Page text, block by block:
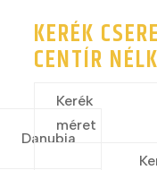
Danubia
KERÉK CSERE
CENTÍR
Kerék
méret